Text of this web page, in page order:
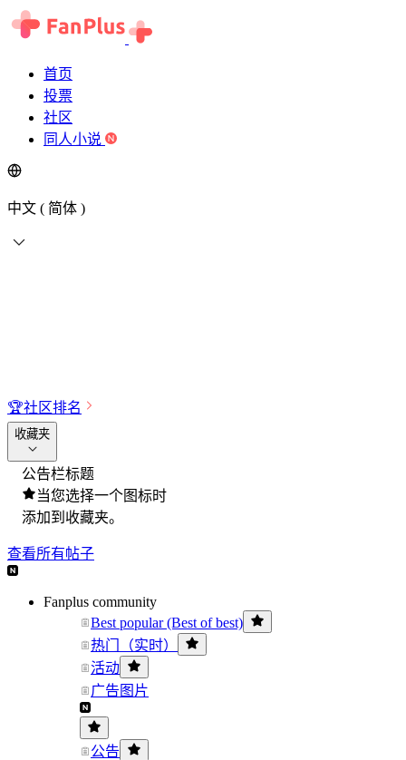
首页
投票
社区
同人小说
中文 ( 简体 )
🏆社区排名
收藏夹
公告栏标题
当您选择一个图标时
添加到收藏夹。
查看所有帖子
Fanplus community
Best popular (Best of best)
热门（实时）
活动
广告图片
公告